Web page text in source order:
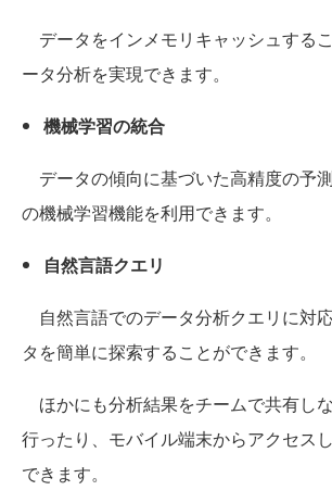
データをインメモリキャッシュする
ータ分析を実現できます。
機械学習の統合
データの傾向に基づいた高精度の予
の機械学習機能を利用できます。
自然言語クエリ
自然言語でのデータ分析クエリに対
タを簡単に探索することができます。
ほかにも分析結果をチームで共有し
行ったり、モバイル端末からアクセス
できます。